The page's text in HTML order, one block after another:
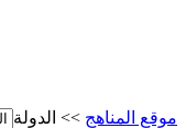
المناهج >> الدولة